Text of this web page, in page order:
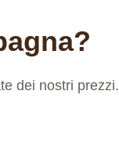
dei nostri prezzi.